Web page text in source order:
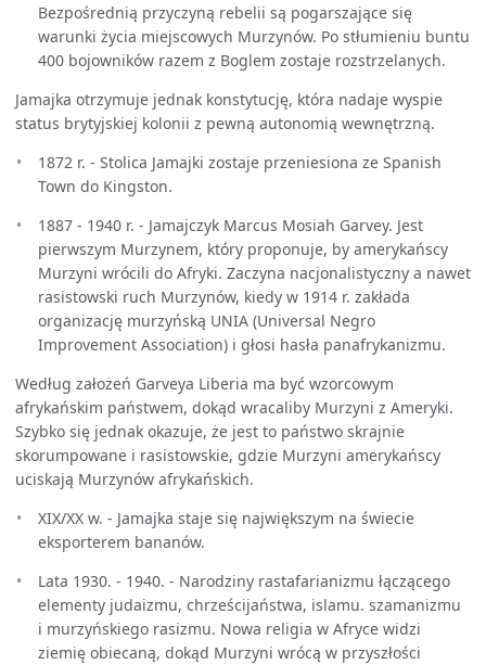
Bezpośrednią przyczyną rebelii są pogarszające się
warunki życia miejscowych Murzynów. Po stłumieniu buntu
400 bojowników razem z Boglem zostaje rozstrzelanych.
Jamajka otrzymuje jednak konstytucję, która nadaje wyspie
status brytyjskiej kolonii z pewną autonomią wewnętrzną.
1872 r. - Stolica Jamajki zostaje przeniesiona ze Spanish
Town do Kingston.
1887 - 1940 r. - Jamajczyk Marcus Mosiah Garvey. Jest
pierwszym Murzynem, który proponuje, by amerykańscy
Murzyni wrócili do Afryki. Zaczyna nacjonalistyczny a nawet
rasistowski ruch Murzynów, kiedy w 1914 r. zakłada
organizację murzyńską UNIA (Universal Negro
Improvement Association) i głosi hasła panafrykanizmu.
Według założeń Garveya Liberia ma być wzorcowym
afrykańskim państwem, dokąd wracaliby Murzyni z Ameryki.
Szybko się jednak okazuje, że jest to państwo skrajnie
skorumpowane i rasistowskie, gdzie Murzyni amerykańscy
uciskają Murzynów afrykańskich.
XIX/XX w. - Jamajka staje się największym na świecie
eksporterem bananów.
Lata 1930. - 1940. - Narodziny rastafarianizmu łączącego
elementy judaizmu, chrześcijaństwa, islamu. szamanizmu
i murzyńskiego rasizmu. Nowa religia w Afryce widzi
ziemię obiecaną, dokąd Murzyni wrócą w przyszłości